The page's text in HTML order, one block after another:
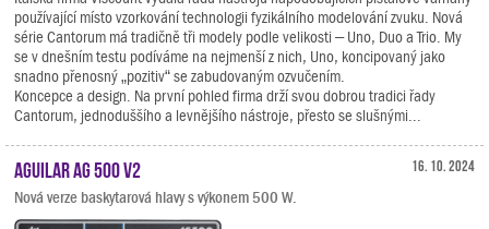
používající místo vzorkování technologii fyzikálního modelování zvuku. Nová
série Cantorum má tradičně tři modely podle velikosti – Uno, Duo a Trio. My
se v dnešním testu podíváme na nejmenší z nich, Uno, koncipovaný jako
snadno přenosný „pozitiv“ se zabudovaným ozvučením.
Koncepce a design. Na první pohled firma drží svou dobrou tradici řady
Cantorum, jednoduššího a levnějšího nástroje, přesto se slušnými...
16. 10. 2024
Aguilar AG 500 V2
Nová verze baskytarová hlavy s výkonem 500 W.